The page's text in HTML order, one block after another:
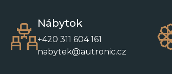
Nábytok
+420 311 604 161
nabytek@autronic.cz